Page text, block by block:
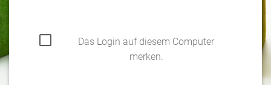
Das Login auf diesem Computer
merken.